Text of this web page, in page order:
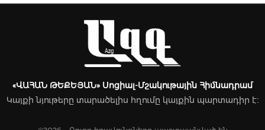
«ՎԱՀԱՆ ԹԵՔԵՅԱՆ» Սոցիալ-Մշակութային Հիմնադրամ
Կայքի նյութերը տարածելիս հղումը կայքին պարտադիր է։